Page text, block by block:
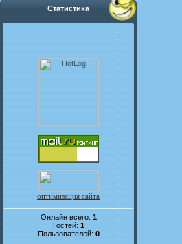
Статистика
оптимизация сайта
Онлайн всего: 1
Гостей: 1
Пользователей: 0